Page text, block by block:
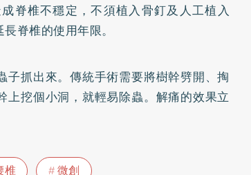
脊椎不穩定，不須植入骨釘及人工植入
脊椎的使用年限。
抓出來。傳統手術需要將樹幹劈開、掏
挖個小洞，就輕易除蟲。解痛的效果立
椎 微創